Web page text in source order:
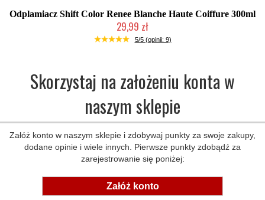
Odplamiacz Shift Color Renee Blanche Haute Coiffure 300ml
29,99 zł
Chwilowo niedostępny
5/5 (opinii: 9)
Skorzystaj na założeniu konta w
naszym sklepie
Załóż konto w naszym sklepie i zdobywaj punkty za swoje zakupy,
dodane opinie i wiele innych. Pierwsze punkty zdobądź za
zarejestrowanie się poniżej:
Załóż konto